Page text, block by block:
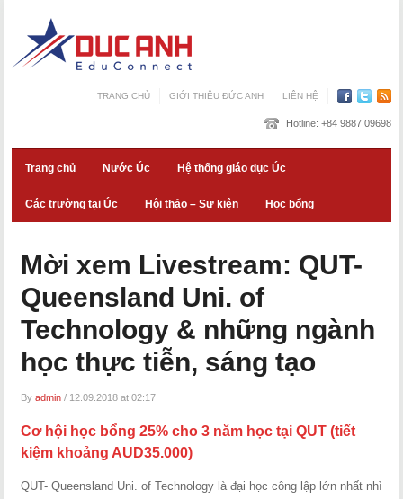
TRANG CHỦ GIỚI THIỆU ĐỨC ANH LIÊN HỆ
Hotline: +84 9887 09698
Trang chủ Nước Úc Hệ thống giáo dục Úc
Các trường tại Úc Hội thảo – Sự kiện Học bổng
Mời xem Livestream: QUT-
Queensland Uni. of
Technology & những ngành
học thực tiễn, sáng tạo
Byadmin / 12.09.2018 at 02:17
Cơ hội học bổng 25% cho 3 năm học tại QUT (tiết
kiệm khoảng AUD35.000)
QUT- Queensland Uni. of Technology là đại học công lập lớn nhất nhì